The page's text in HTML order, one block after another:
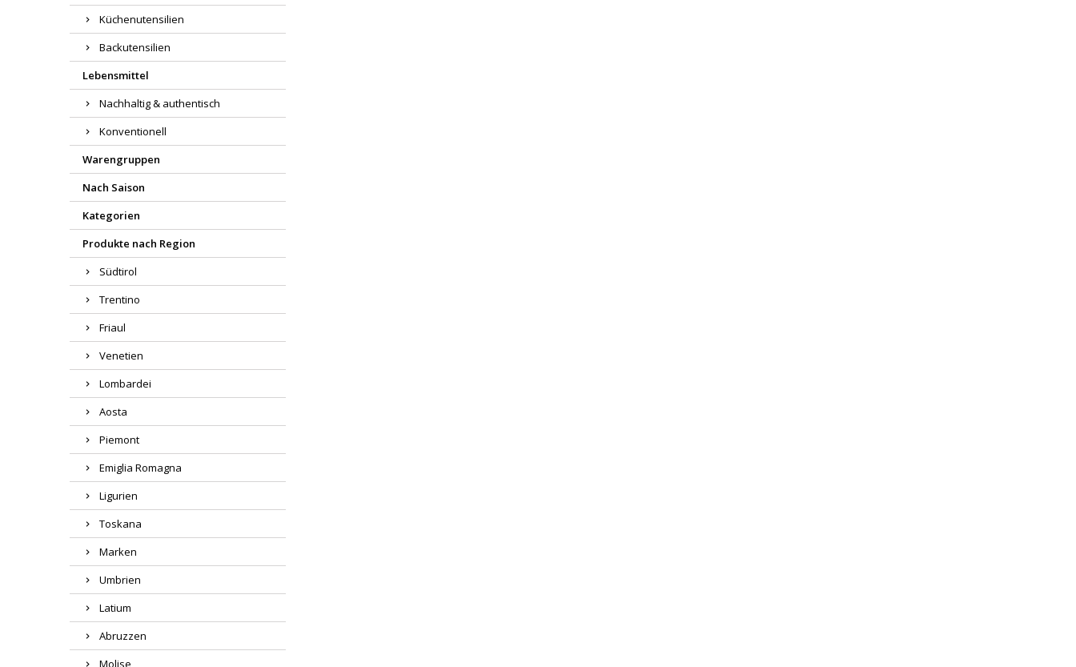
Küchenutensilien
Backutensilien
Lebensmittel
Nachhaltig & authentisch
Konventionell
Warengruppen
Nach Saison
Kategorien
Produkte nach Region
Südtirol
Trentino
Friaul
Venetien
Lombardei
Aosta
Piemont
Emiglia Romagna
Ligurien
Toskana
Marken
Umbrien
Latium
Abruzzen
Molise